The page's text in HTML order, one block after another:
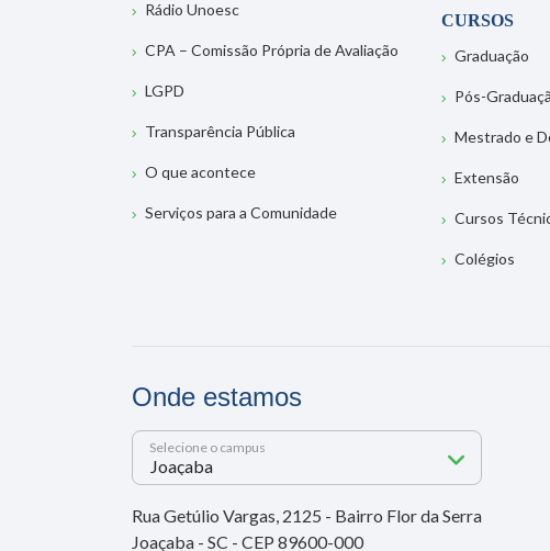
Rádio Unoesc
CPA – Comissão Própria de Avaliação
LGPD
Transparência Pública
O que acontece
Serviços para a Comunidade
CURSOS
Graduação
Pós-
Mestrado e
Extensão
Cursos
Colégios
Onde estamos
Selecione o campus
Rua Getúlio Vargas, 2125 - Bairro Flor da Serra
Joaçaba - SC - CEP 89600-000